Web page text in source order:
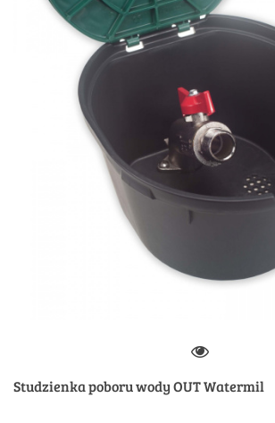
Studzienka poboru wody OUT Watermil